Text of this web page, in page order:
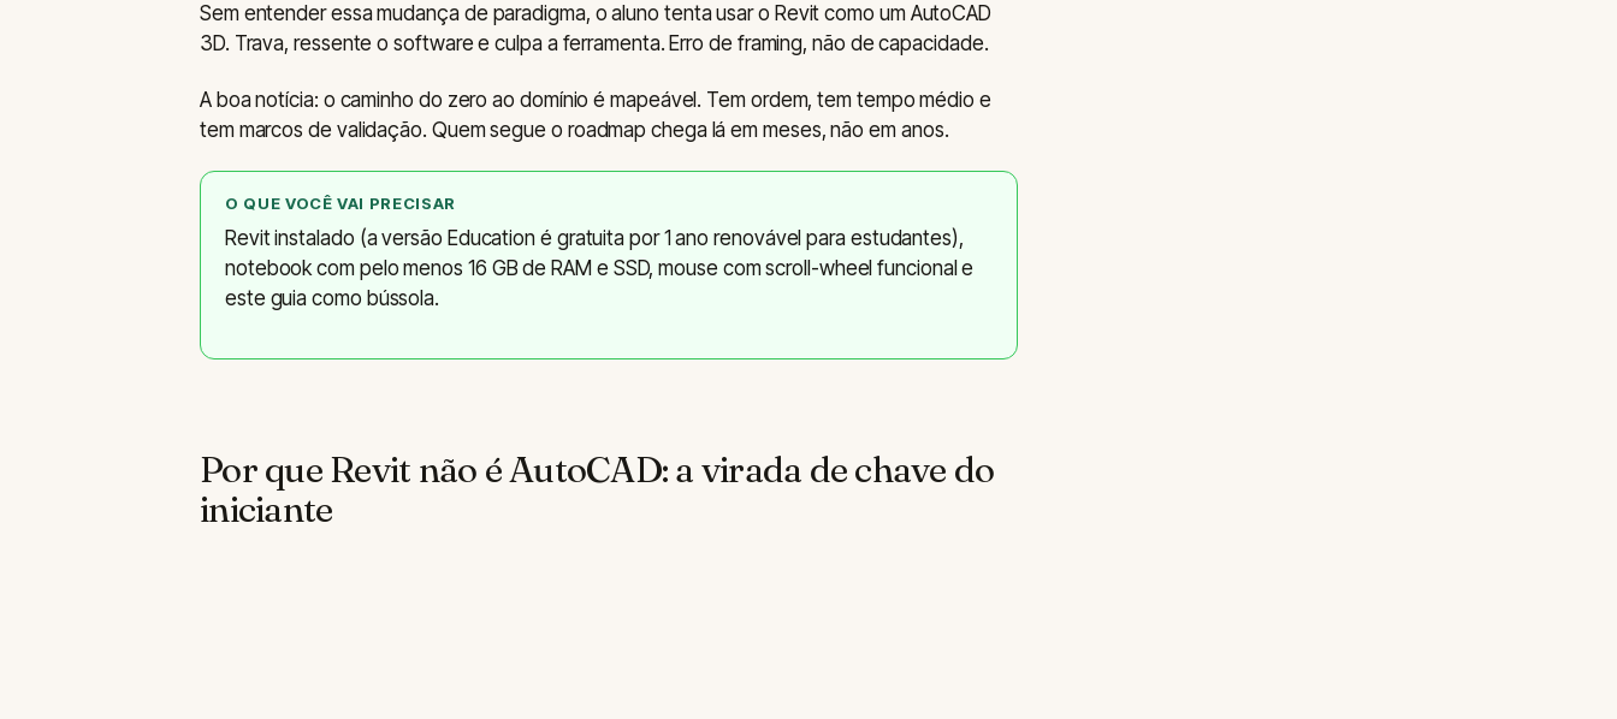
Sem entender essa mudança de paradigma, o aluno tenta usar o Revit como um AutoCAD
3D. Trava, ressente o software e culpa a ferramenta. Erro de framing, não de capacidade.
A boa notícia: o caminho do zero ao domínio é mapeável. Tem ordem, tem tempo médio e
tem marcos de validação. Quem segue o roadmap chega lá em meses, não em anos.
O QUE VOCÊ VAI PRECISAR
Revit instalado (a versão Education é gratuita por 1 ano renovável para estudantes),
notebook com pelo menos 16 GB de RAM e SSD, mouse com scroll-wheel funcional e
este guia como bússola.
Por que Revit não é AutoCAD: a virada de chave do
iniciante